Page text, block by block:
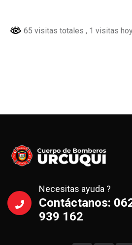
65 visitas totales , 1 visitas
Necesitas ayuda ?
Contáctanos:
939 162